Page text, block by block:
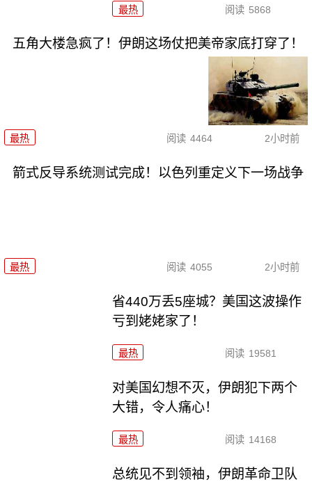
最热 阅读 5868
五角大楼急疯了！伊朗这场仗把美帝家底打穿了！
最热 阅读 4464 2小时前
箭式反导系统测试完成！以色列重定义下一场战争
最热 阅读 4055 2小时前
省440万丢5座城？美国这波操作
亏到姥姥家了！
最热 阅读 19581
对美国幻想不灭，伊朗犯下两个
大错，令人痛心！
最热 阅读 14168
总统见不到领袖，伊朗革命卫队